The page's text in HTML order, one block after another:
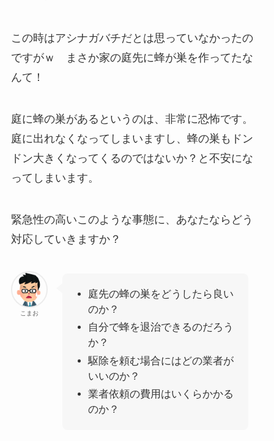
この時はアシナガバチだとは思っていなかったの
ですがｗ まさか家の庭先に蜂が巣を作ってたな
んて！
庭に蜂の巣があるというのは、非常に恐怖です。
庭に出れなくなってしまいますし、蜂の巣もドン
ドン大きくなってくるのではないか？と不安にな
ってしまいます。
緊急性の高いこのような事態に、あなたならどう
対応していきますか？
こまお
庭先の蜂の巣をどうしたら良い
のか？
自分で蜂を退治できるのだろう
か？
駆除を頼む場合にはどの業者が
いいのか？
業者依頼の費用はいくらかかる
のか？